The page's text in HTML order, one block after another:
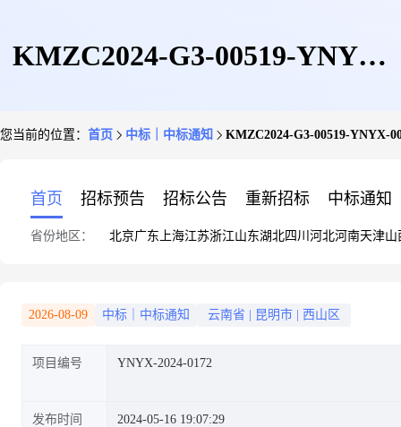
KMZC2024-G3-00519-YNYX-
您当前的位置： 首页 中标｜中标通知 KMZC2024-G3-00519-YNYX-
首页 招标预告 招标公告 重新招标 中标通知
省份地区： 北京广东 上海江苏浙江山东湖北四川 河北河南天津山
2026-08-09 中标｜中标通知 云南省 昆明市 西山区
项目编号 YNYX-2024-0172
发布时间 2024-05-16 19:07:29